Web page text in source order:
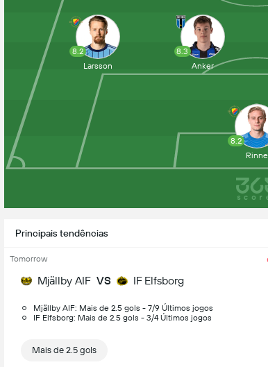
Principais tendências
Tomorrow
Mjällby AIF VS IF Elfsborg
Mjällby AIF: Mais de 2.5 gols - 7/9 Últimos jogos
IF Elfsborg: Mais de 2.5 gols - 3/4 Últimos jogos
Mais de 2.5 gols
8.2
Rinne
8.3
Anker
8.2
Larsson